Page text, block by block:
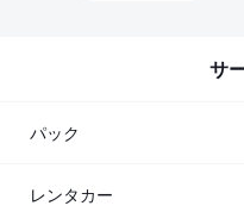
サ
パック
レンタカー